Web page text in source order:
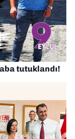
tutuklandı!